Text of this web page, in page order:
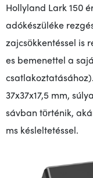
Hollyland Lark 150
adókészüléke
zajcsökkentéssel is
es bemenettel a
37x37x17,5 mm,
sávban történik,
ms késleltetéssel.